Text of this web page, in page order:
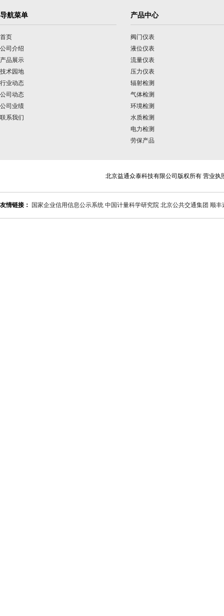
导航菜单
首页
公司介绍
产品展示
技术园地
行业动态
公司动态
公司业绩
联系我们
产品中心
阀门仪表
液位仪表
流量仪表
压力仪表
辐射检测
气体检测
环境检测
水质检测
电力检测
劳保产品
北京益通众泰科技有限公司版权所有 营业执
友情链接： 国家企业信用信息公示系统 中国计量科学研究院 北京公共交通集团 顺丰